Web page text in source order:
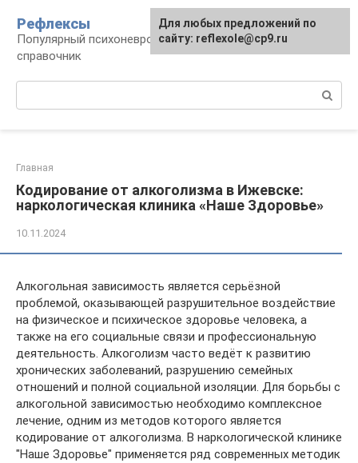
контенту
Рефлексы
Популярный психоневрологический
справочник
Главная
Кодирование от алкоголизма в Ижевске:
наркологическая клиника «Наше Здоровье»
10.11.2024
Алкогольная зависимость является серьёзной
проблемой, оказывающей разрушительное воздействие
на физическое и психическое здоровье человека, а
также на его социальные связи и профессиональную
деятельность. Алкоголизм часто ведёт к развитию
хронических заболеваний, разрушению семейных
отношений и полной социальной изоляции. Для борьбы с
алкогольной зависимостью необходимо комплексное
лечение, одним из методов которого является
кодирование от алкоголизма. В наркологической клинике
"Наше Здоровье" применяется ряд современных методик
Для любых предложений по
сайту: reflexole@cp9.ru